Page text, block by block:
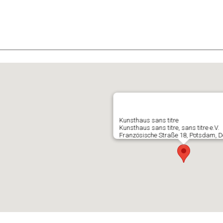
Kunsthaus sans titre
Kunsthaus sans titre, sans titre e.V.
Französische Straße 18, Potsdam,